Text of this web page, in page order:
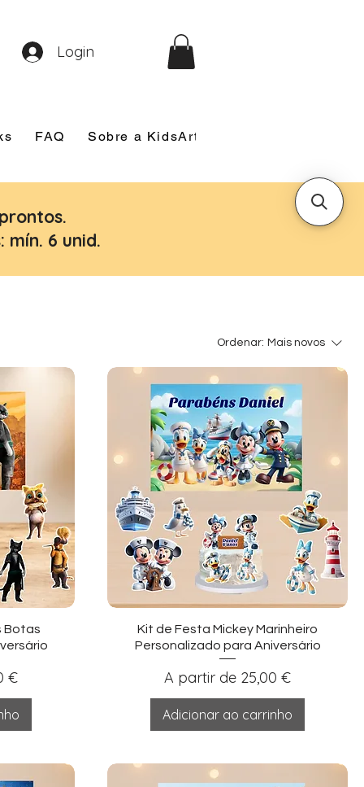
FAQ Sobre a KidsArt
Login
mín. 6 unid.
Ordenar: Mais novos
Botas
€
Visualização rápida
Kit de Festa Mickey Marinheiro
Personalizado para Aniversário
A partir de 25,00 €
Preço promocional
Adicionar ao carrinho